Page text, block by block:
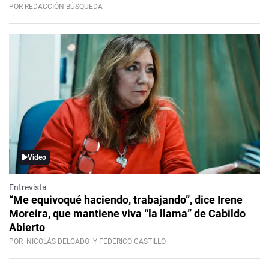
POR REDACCIÓN BÚSQUEDA
Video
Entrevista
“Me equivoqué haciendo, trabajando”, dice Irene
Moreira, que mantiene viva “la llama” de Cabildo
Abierto
POR NICOLÁS DELGADO Y FEDERICO CASTILLO